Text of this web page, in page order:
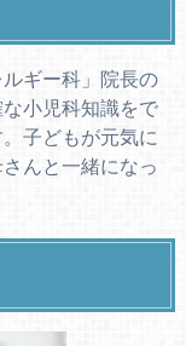
ギー科」院長の
小児科知識をで
子どもが元気に
んと一緒になっ